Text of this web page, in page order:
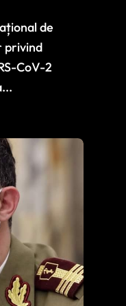
de
privind
CoV-2